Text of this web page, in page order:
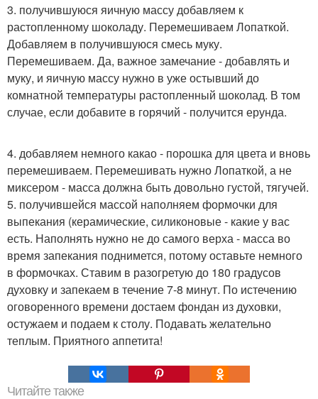
3. получившуюся яичную массу добавляем к
растопленному шоколаду. Перемешиваем Лопаткой.
Добавляем в получившуюся смесь муку.
Перемешиваем. Да, важное замечание - добавлять и
муку, и яичную массу нужно в уже остывший до
комнатной температуры растопленный шоколад. В том
случае, если добавите в горячий - получится ерунда.
4. добавляем немного какао - порошка для цвета и вновь
перемешиваем. Перемешивать нужно Лопаткой, а не
миксером - масса должна быть довольно густой, тягучей.
5. получившейся массой наполняем формочки для
выпекания (керамические, силиконовые - какие у вас
есть. Наполнять нужно не до самого верха - масса во
время запекания поднимется, потому оставьте немного
в формочках. Ставим в разогретую до 180 градусов
духовку и запекаем в течение 7-8 минут. По истечению
оговоренного времени достаем фондан из духовки,
остужаем и подаем к столу. Подавать желательно
теплым. Приятного аппетита!
Читайте также